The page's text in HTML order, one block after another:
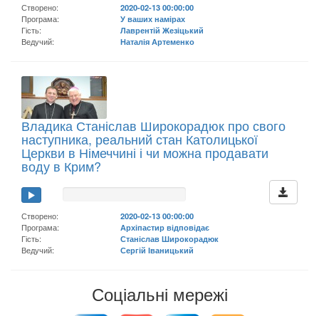
Створено:
2020-02-13 00:00:00
Програма:
У ваших намірах
Гість:
Лаврентій Жезіцький
Ведучий:
Наталія Артеменко
Владика Станіслав Широкорадюк про свого
наступника, реальний стан Католицької
Церкви в Німеччині і чи можна продавати
воду в Крим?
Створено:
2020-02-13 00:00:00
Програма:
Архіпастир відповідає
Гість:
Станіслав Широкорадюк
Ведучий:
Сергій Іваницький
Соціальні мережі